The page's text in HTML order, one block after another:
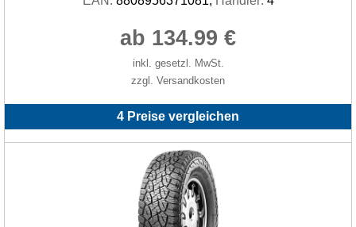
ab 134.99 €
inkl. gesetzl. MwSt.
zzgl. Versandkosten
4 Preise vergleichen